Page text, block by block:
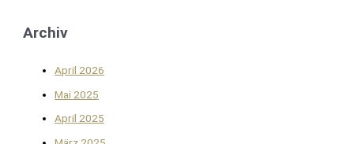
Archiv
April 2026
Mai 2025
April 2025